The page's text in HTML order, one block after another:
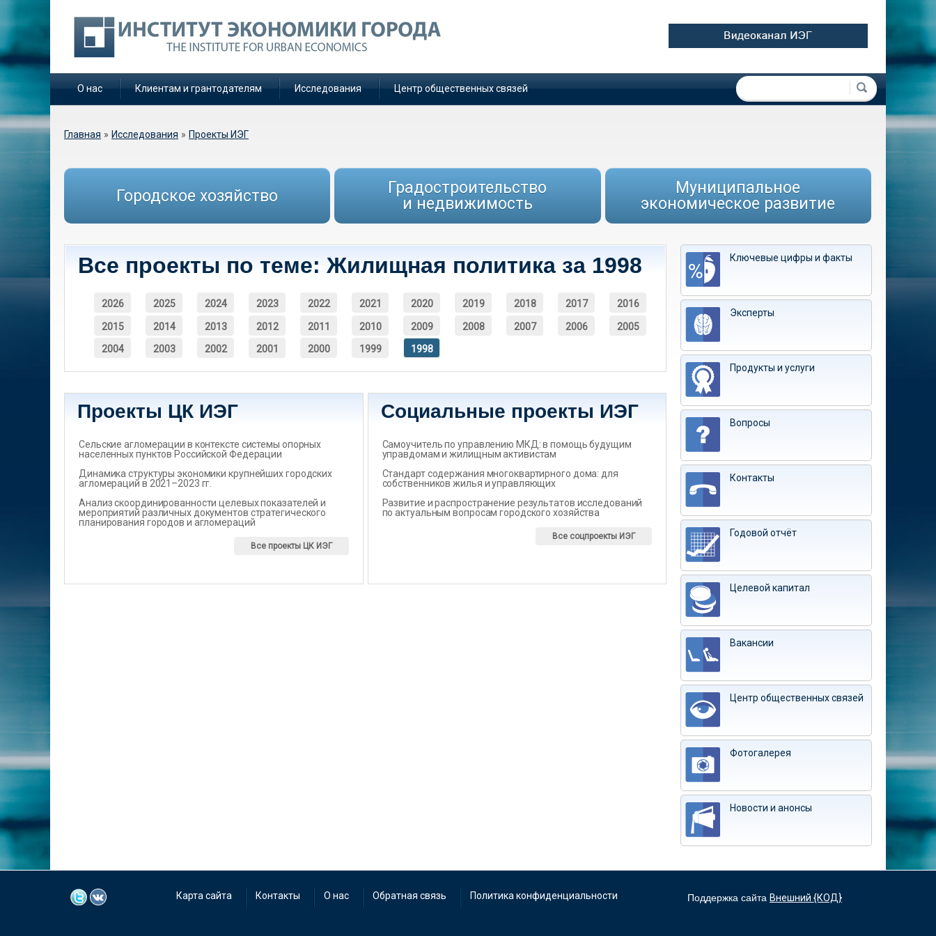
О нас Клиентам и грантодателям Исследования Центр общественных связей Форма поиска
Поиск
Вы здесь
Главная » Исследования » Проекты ИЭГ
Городское хозяйство
Градостроительство
и недвижимость
Муниципальное
экономическое развитие
Все проекты по теме: Жилищная политика за 1998
2026 2025 2024 2023 2022 2021 2020 2019 2018 2017 2016
2015 2014 2013 2012 2011 2010 2009 2008 2007 2006 2005
2004 2003 2002 2001 2000 1999 1998
Проекты ЦК ИЭГ
Сельские агломерации в контексте системы опорных
населенных пунктов Российской Федерации
Динамика структуры экономики крупнейших городских
агломераций в 2021–2023 гг.
Анализ скоординированности целевых показателей и
мероприятий различных документов стратегического
планирования городов и агломераций
Все проекты ЦК ИЭГ
Социальные проекты ИЭГ
Самоучитель по управлению МКД: в помощь будущим
управдомам и жилищным активистам
Стандарт содержания многоквартирного дома: для
собственников жилья и управляющих
Развитие и распространение результатов исследований
по актуальным вопросам городского хозяйства
Все соцпроекты ИЭГ
Ключевые цифры и факты
Эксперты
Продукты и услуги
Вопросы
Контакты
Годовой отчёт
Целевой капитал
Вакансии
Центр общественных связей
Фотогалерея
Новости и анонсы
Карта сайта Контакты О нас Обратная связь Политика конфиденциальности Поддержка сайта Внешний {КОД}